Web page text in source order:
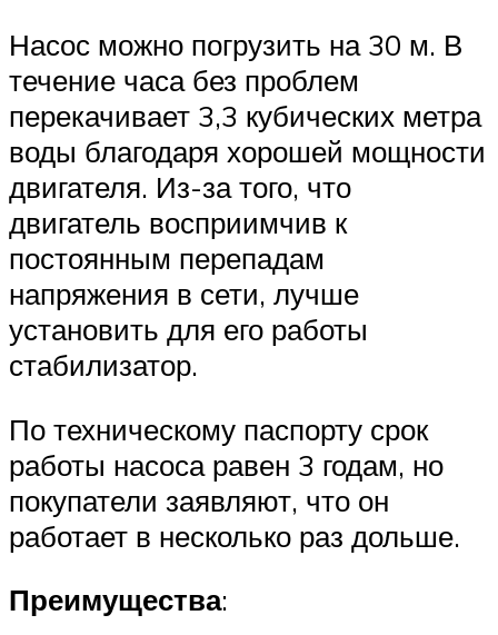
Насос можно погрузить на 30 м. В
течение часа без проблем
перекачивает 3,3 кубических метра
воды благодаря хорошей мощности
двигателя. Из-за того, что
двигатель восприимчив к
постоянным перепадам
напряжения в сети, лучше
установить для его работы
стабилизатор.
По техническому паспорту срок
работы насоса равен 3 годам, но
покупатели заявляют, что он
работает в несколько раз дольше.
Преимущества: